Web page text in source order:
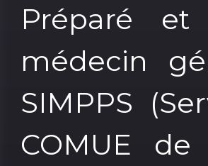
Préparé et
médecin
SIMPPS
COMUE